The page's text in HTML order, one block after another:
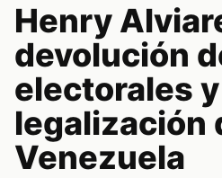
Henry
devolución
electorales y
legalización
Venezuela